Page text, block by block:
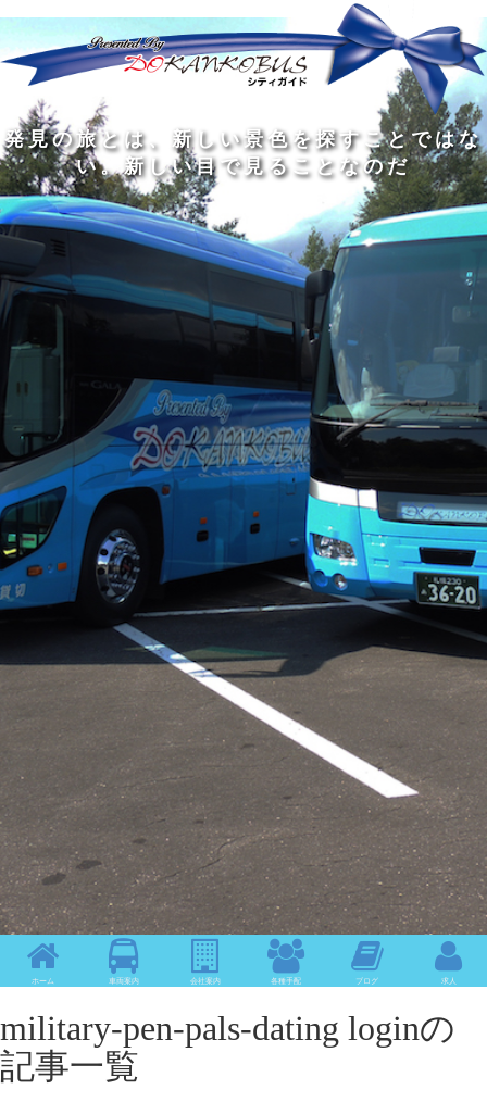
旅 の 程 に こそ価値があ る
発見の旅と は 新 し い景色を探す ことではな
い。 新 しい目 で見 る こ と なのだ
人間の幅を広 げる ものは3つある。人と会
い、 本 を読み 、旅 を す る ことだ
私は旅 をす るために旅をする
旅 の 程 に こそ価値があ る
どんなに洗 練 れ た 大人の中にも 、外に出た
くてし ょうがない小さな 子供がいる
旅をするの は 着 す るためではな く、旅をす
るた めで あ る
旅は 真 知 識 の大きな泉で ある
ホーム 車両案内 会社案内 各種手配 ブログ 求人
military-pen-pals-dating loginの
記事一覧